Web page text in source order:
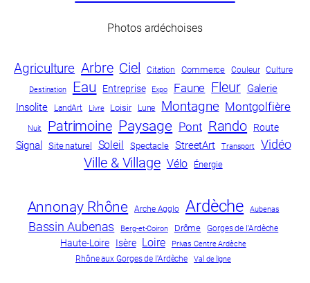
Photos ardéchoises
Agriculture Arbre Ciel Citation Commerce Couleur Culture
Destination Eau Entreprise Expo Faune Fleur Galerie
Insolite
LandArt Livre Loisir Lune Montagne Montgolfière
Nuit Patrimoine Paysage Pont Rando Route
Signal Site naturel Soleil Spectacle StreetArt Transport Vidéo
Ville & Village Vélo Énergie
Annonay Rhône Arche Agglo Ardèche Aubenas
Bassin Aubenas Berg-et-Coiron Drôme Gorges de l'Ardèche
Haute-Loire Isère Loire Privas Centre Ardèche
Rhône aux Gorges de l'Ardèche Val de ligne